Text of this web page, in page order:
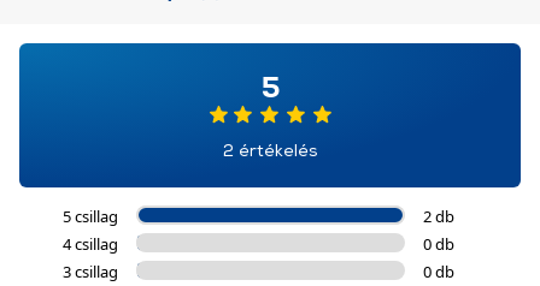
5
2 értékelés
5 csillag
2 db
4 csillag
0 db
3 csillag
0 db